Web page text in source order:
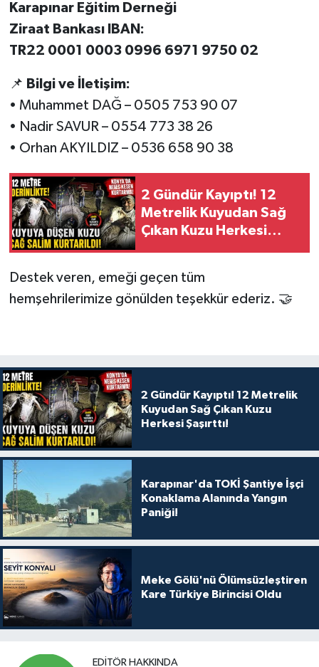
Karapınar Eğitim Derneği
Ziraat Bankası IBAN:
TR22 0001 0003 0996 6971 9750 02
📌 Bilgi ve İletişim:
• Muhammet DAĞ – 0505 753 90 07
• Nadir SAVUR – 0554 773 38 26
• Orhan AKYILDIZ – 0536 658 90 38
2 Gündür Kayıptı! 12
Metrelik Kuyudan Sağ
Çıkan Kuzu Herkesi
Destek veren, emeği geçen tüm
hemşehrilerimize gönülden teşekkür ederiz. 🤝
2 Gündür Kayıptı! 12 Metrelik
Kuyudan Sağ Çıkan Kuzu
Herkesi Şaşırttı!
Karapınar'da TOKİ Şantiye İşçi
Konaklama Alanında Yangın
Paniği!
Meke Gölü'nü Ölümsüzleştiren
Kare Türkiye Birincisi Oldu
EDITÖR HAKKINDA